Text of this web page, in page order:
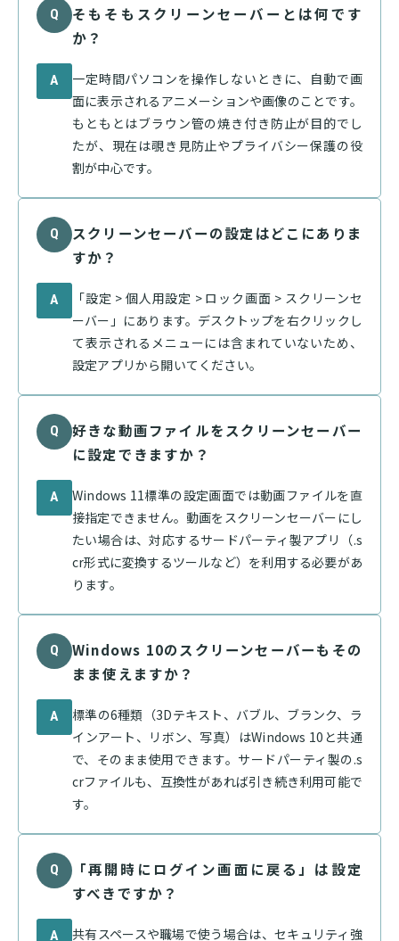
Q
そもそもスクリーンセーバーとは何です
か？
A
一定時間パソコンを操作しないときに、自動で画
面に表示されるアニメーションや画像のことです。
もともとはブラウン管の焼き付き防止が目的でし
たが、現在は覗き見防止やプライバシー保護の役
割が中心です。
Q
スクリーンセーバーの設定はどこにありま
すか？
A
「設定 > 個人用設定 > ロック画面 > スクリーンセ
ーバー」にあります。デスクトップを右クリックし
て表示されるメニューには含まれていないため、
設定アプリから開いてください。
Q
好きな動画ファイルをスクリーンセーバー
に設定できますか？
A
Windows 11標準の設定画面では動画ファイルを直
接指定できません。動画をスクリーンセーバーにし
たい場合は、対応するサードパーティ製アプリ（.s
cr形式に変換するツールなど）を利用する必要があ
ります。
Q
Windows 10のスクリーンセーバーもその
まま使えますか？
A
標準の6種類（3Dテキスト、バブル、ブランク、ラ
インアート、リボン、写真）はWindows 10と共通
で、そのまま使用できます。サードパーティ製の.s
crファイルも、互換性があれば引き続き利用可能で
す。
Q
「再開時にログイン画面に戻る」は設定
すべきですか？
A 共有スペースや職場で使う場合は、セキュリティ強